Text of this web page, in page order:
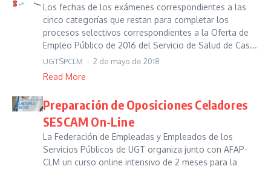
Los fechas de los exámenes correspondientes a las
cinco categorías que restan para completar los
procesos selectivos correspondientes a la Oferta de
Empleo Público de 2016 del Servicio de Salud de Cas...
UGTSPCLM 2 de mayo de 2018
Read More
Preparación de Oposiciones Celadores
SESCAM On-Line
La Federación de Empleadas y Empleados de los
Servicios Públicos de UGT organiza junto con AFAP-
CLM un curso online intensivo de 2 meses para la